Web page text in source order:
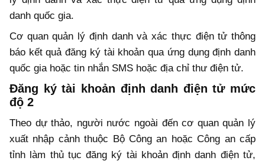
danh quốc gia.
Cơ quan quản lý định danh và xác thực điện tử thông
báo kết quả đăng ký tài khoản qua ứng dụng định danh
quốc gia hoặc tin nhắn SMS hoặc địa chỉ thư điện tử.
Đăng ký tài khoản định danh điện tử mức
độ 2
Theo dự thảo, người nước ngoài đến cơ quan quản lý
xuất nhập cảnh thuộc Bộ Công an hoặc Công an cấp
tỉnh làm thủ tục đăng ký tài khoản định danh điện tử,